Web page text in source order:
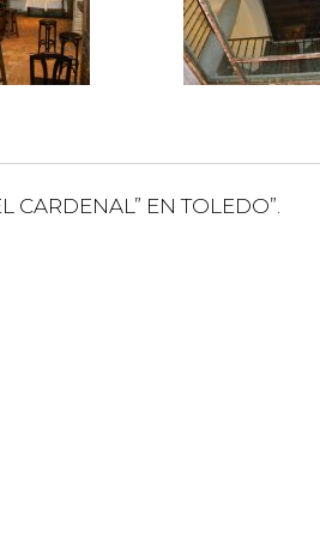
CARDENAL” EN TOLEDO”.